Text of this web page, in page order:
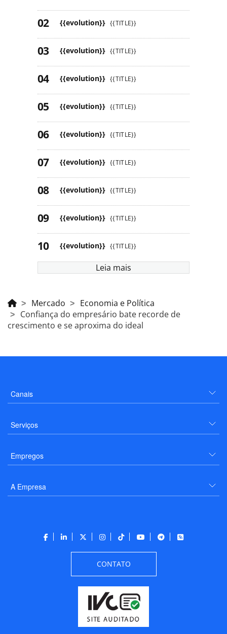
{{evolution}} {{TITLE}}
{{evolution}} {{TITLE}}
{{evolution}} {{TITLE}}
{{evolution}} {{TITLE}}
{{evolution}} {{TITLE}}
{{evolution}} {{TITLE}}
{{evolution}} {{TITLE}}
{{evolution}} {{TITLE}}
{{evolution}} {{TITLE}}
Leia mais
Mercado
Economia e Política
Confiança do empresário bate recorde de
crescimento e se aproxima do ideal
Canais
Serviços
Empregos
A Empresa
CONTATO